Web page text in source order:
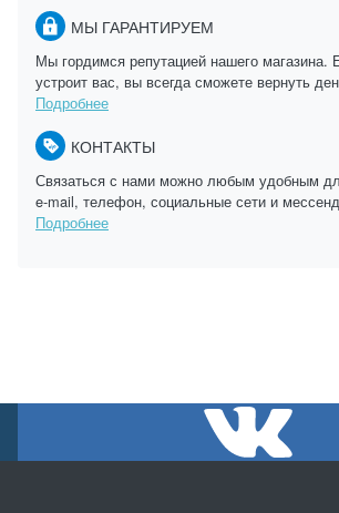
МЫ ГАРАНТИРУЕМ
Мы гордимся репутацией нашего магазина.
устроит вас, вы всегда сможете вернуть
Подробнее
КОНТАКТЫ
Связаться с нами можно любым удобным
e-mail, телефон, социальные сети и
Подробнее